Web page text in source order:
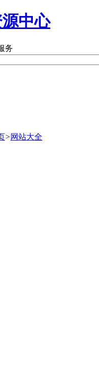
源中心
务
>网站大全